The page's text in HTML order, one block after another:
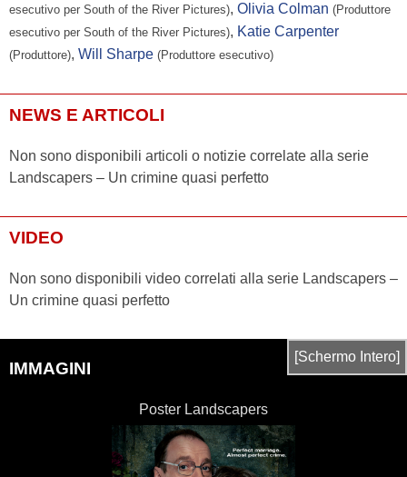
esecutivo per South of the River Pictures), Olivia Colman (Produttore
esecutivo per South of the River Pictures), Katie Carpenter
(Produttore), Will Sharpe (Produttore esecutivo)
NEWS E ARTICOLI
Non sono disponibili articoli o notizie correlate alla serie
Landscapers – Un crimine quasi perfetto
VIDEO
Non sono disponibili video correlati alla serie Landscapers –
Un crimine quasi perfetto
IMMAGINI
[Schermo Intero]
Poster Landscapers